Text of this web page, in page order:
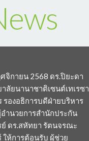
จิกายน 2568 ดร.ปิยะดา
ลัยนานาชาติเซนต์เทเรซา
องอธิการบดีฝ่ายบริหาร
ำนวยการสำนักประกัน
ดร.สหัทยา รัตนจรณะ
ห้การต้อนรับ ผู้ช่วย